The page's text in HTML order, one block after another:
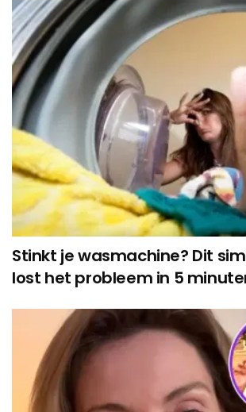
Stinkt je wasmachine? Dit
lost het probleem in 5